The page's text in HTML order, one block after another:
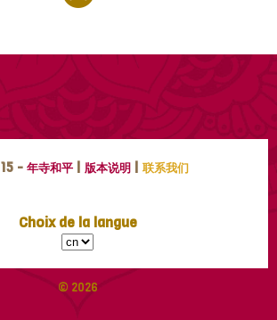
- 年寺和平 | 版本说明 | 联系我们
Choix de la langue
© 2026